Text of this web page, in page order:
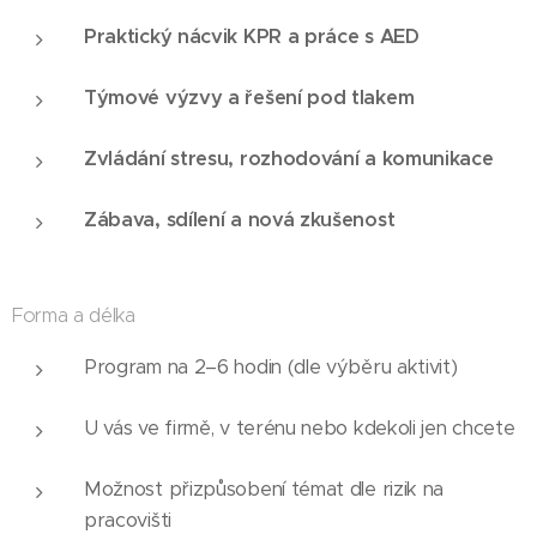
Praktický nácvik KPR a práce s AED
Týmové výzvy a řešení pod tlakem
Zvládání stresu, rozhodování a komunikace
Zábava, sdílení a nová zkušenost
Forma a délka
Program na 2–6 hodin (dle výběru aktivit)
U vás ve firmě, v terénu nebo kdekoli jen chcete
Možnost přizpůsobení témat dle rizik na
pracovišti